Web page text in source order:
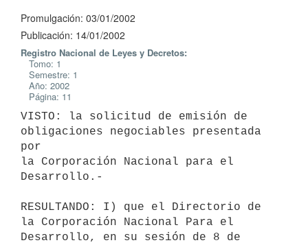
Promulgación: 03/01/2002
Publicación: 14/01/2002
Registro Nacional de Leyes y Decretos:
Tomo: 1
Semestre: 1
Año: 2002
Página: 11
VISTO: la solicitud de emisión de
obligaciones negociables presentada
por
la Corporación Nacional para el
Desarrollo.-
RESULTANDO: I) que el Directorio de
la Corporación Nacional Para el
Desarrollo, en su sesión de 8 de